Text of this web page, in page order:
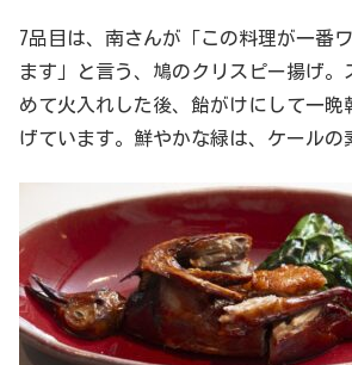
7品目は、南さんが「この料理が一番
ます」と言う、鳩のクリスピー揚げ。
めて火入れした後、飴がけにして一晩
げています。鮮やかな緑は、ケールの